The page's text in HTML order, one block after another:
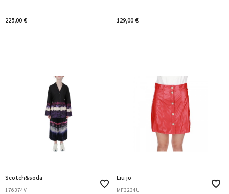
225,00 € 129,00 €
Scotch&soda
176374V
Liu jo
MF3234U